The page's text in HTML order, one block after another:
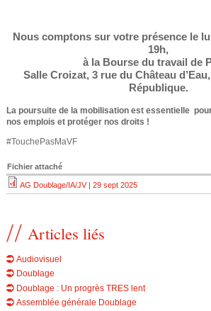
Nous comptons sur votre présence le
19h,
à la Bourse du travail de
Salle Croizat, 3 rue du Château
République.
La poursuite de la mobilisation est essentielle
nos emplois et protéger nos droits !
#TouchePasMaVF
Fichier attaché
AG Doublage/IA/JV | 29 sept 2025
Articles liés
Audiovisuel
Doublage
Doublage : Un progrès TRES lent
Assemblée générale Doublage